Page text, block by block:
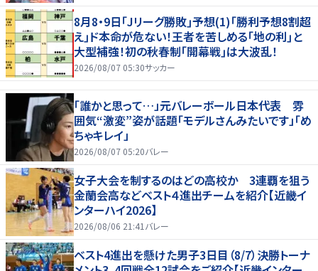
8月8・9日｢Jリーグ勝敗｣予想(1)｢勝利予想8割超
え｣ド本命が危ない！王者を苦しめる｢地の利｣と
大型補強！初の秋春制｢開幕戦｣は大波乱！
2026/08/07 05:30サッカー
「誰かと思って…」元バレーボール日本代表 雰
囲気“激変”姿が話題「モデルさんみたいです」「め
ちゃキレイ」
2026/08/07 05:20バレー
女子大会を制するのはどの高校か 3連覇を狙う
金蘭会高などベスト４進出チームを紹介【近畿イ
ンターハイ2026】
2026/08/06 21:41 バレー
ベスト4進出を懸けた男子3日目（8/7）決勝トーナ